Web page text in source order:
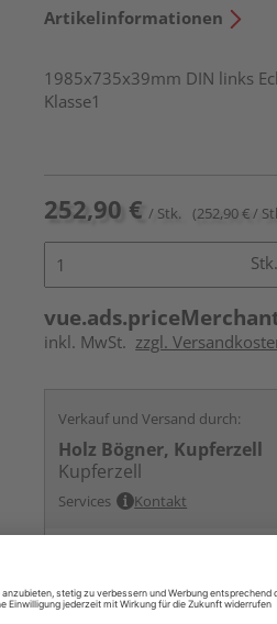
Artikelinformationen
1985x735x39mm DIN links
Klasse1
252,90 € / Stk. (252,90 € /
Stk.
inkl. MwSt. zzgl.
Verkauf und Versand durch:
Holz Bögner, Kupferzell
Kupferzell
Services Kontakt
Auf Vorbestellung: